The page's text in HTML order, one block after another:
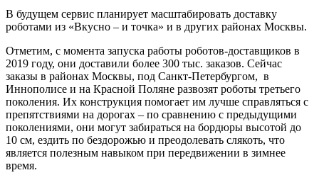
В будущем сервис планирует масштабировать доставку
роботами из «Вкусно – и точка» и в других районах Москвы.
Отметим, с момента запуска работы роботов-доставщиков в
2019 году, они доставили более 300 тыс. заказов. Сейчас
заказы в районах Москвы, под Санкт-Петербургом, в
Иннополисе и на Красной Поляне развозят роботы третьего
поколения. Их конструкция помогает им лучше справляться с
препятствиями на дорогах – по сравнению с предыдущими
поколениями, они могут забираться на бордюры высотой до
10 см, ездить по бездорожью и преодолевать слякоть, что
является полезным навыком при передвижении в зимнее
время.